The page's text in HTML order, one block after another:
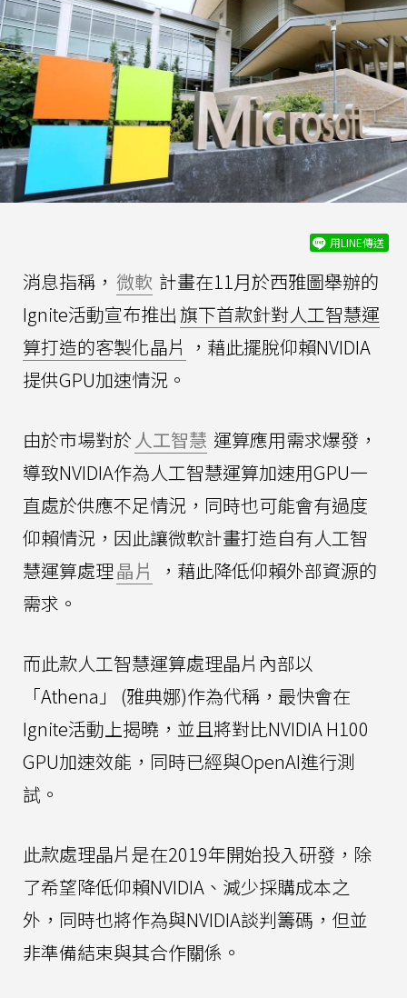
用LINE傳送
消息指稱， 微軟 計畫在11月於西雅圖舉辦的
Ignite活動宣布推出旗下首款針對人工智慧運
算打造的客製化晶片 ，藉此擺脫仰賴NVIDIA
提供GPU加速情況。
由於市場對於 人工智慧 運算應用需求爆發，
導致NVIDIA作為人工智慧運算加速用GPU一
直處於供應不足情況，同時也可能會有過度
仰賴情況，因此讓微軟計畫打造自有人工智
慧運算處理晶片
，藉此降低仰賴外部資源的
需求。
而此款人工智慧運算處理晶片內部以
「Athena」 (雅典娜)作為代稱，最快會在
Ignite活動上揭曉，並且將對比NVIDIA H100
GPU加速效能，同時已經與OpenAI進行測
試。
此款處理晶片是在2019年開始投入研發，除
了希望降低仰賴NVIDIA、減少採購成本之
外，同時也將作為與NVIDIA談判籌碼，但並
非準備結束與其合作關係。